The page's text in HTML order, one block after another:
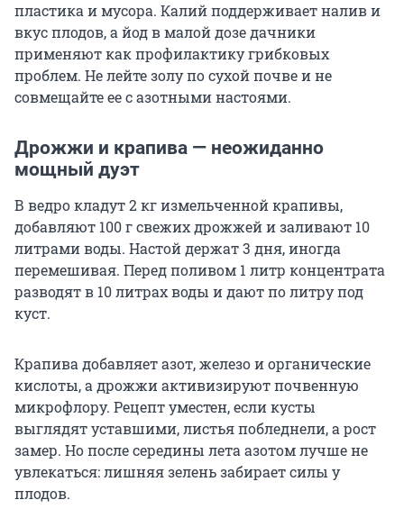
пластика и мусора. Калий поддерживает налив и
вкус плодов, а йод в малой дозе дачники
применяют как профилактику грибковых
проблем. Не лейте золу по сухой почве и не
совмещайте ее с азотными настоями.
Дрожжи и крапива — неожиданно
мощный дуэт
В ведро кладут 2 кг измельченной крапивы,
добавляют 100 г свежих дрожжей и заливают 10
литрами воды. Настой держат 3 дня, иногда
перемешивая. Перед поливом 1 литр концентрата
разводят в 10 литрах воды и дают по литру под
куст.
Крапива добавляет азот, железо и органические
кислоты, а дрожжи активизируют почвенную
микрофлору. Рецепт уместен, если кусты
выглядят уставшими, листья побледнели, а рост
замер. Но после середины лета азотом лучше не
увлекаться: лишняя зелень забирает силы у
плодов.